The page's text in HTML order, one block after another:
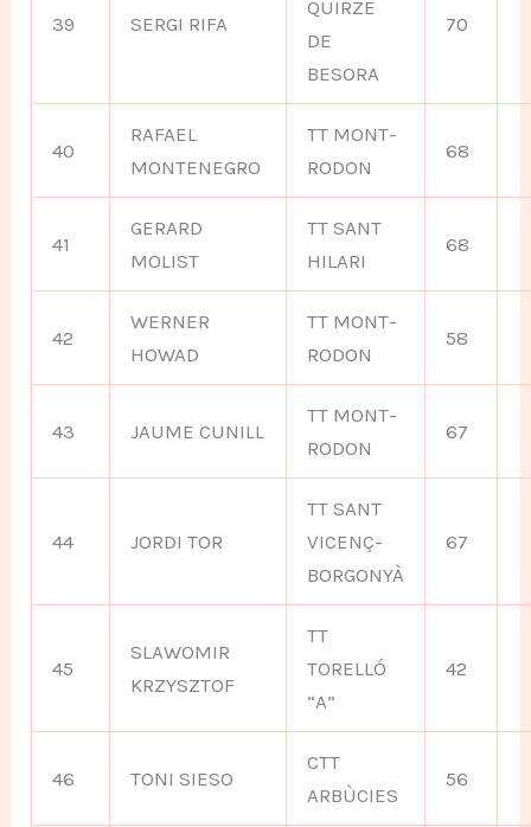
39 SERGI RIFA
QUIRZE
DE
BESORA
70
40
RAFAEL
MONTENEGRO
TT MONT-
RODON
68
41
GERARD
MOLIST
TT SANT
HILARI
68
42
WERNER
HOWAD
TT MONT-
RODON
58
43 JAUME CUNILL
TT MONT-
RODON
67
44 JORDI TOR
TT SANT
VICENÇ-
BORGONYÀ
67
45
SLAWOMIR
KRZYSZTOF
TT
TORELLÓ
“A”
42
46 TONI SIESO
CTT
ARBÙCIES
56